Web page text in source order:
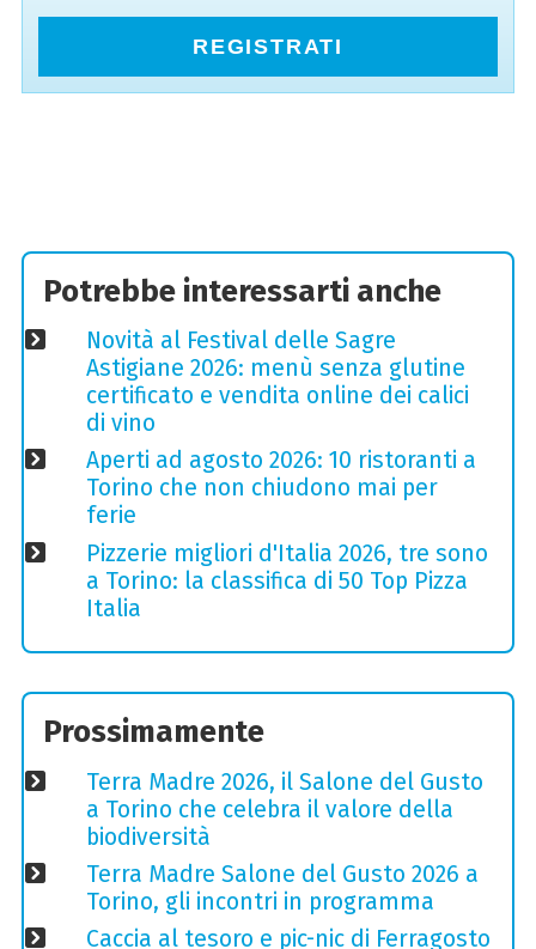
REGISTRATI
Potrebbe interessarti anche
Novità al Festival delle Sagre
Astigiane 2026: menù senza glutine
certificato e vendita online dei calici
di vino
Aperti ad agosto 2026: 10 ristoranti a
Torino che non chiudono mai per
ferie
Pizzerie migliori d'Italia 2026, tre sono
a Torino: la classifica di 50 Top Pizza
Italia
Prossimamente
Terra Madre 2026, il Salone del Gusto
a Torino che celebra il valore della
biodiversità
Terra Madre Salone del Gusto 2026 a
Torino, gli incontri in programma
Caccia al tesoro e pic-nic di Ferragosto